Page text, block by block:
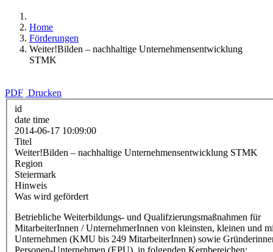
Home
Förderungen
Weiter!Bilden – nachhaltige Unternehmensentwicklung
STMK
PDF Drucken
id
date time
2014-06-17 10:09:00
Titel
Weiter!Bilden – nachhaltige Unternehmensentwicklung STMK
Region
Steiermark
Hinweis
Was wird gefördert
Betriebliche Weiterbildungs- und Qualifzierungsmaßnahmen für
MitarbeiterInnen / UnternehmerInnen von kleinsten, kleinen und
Unternehmen (KMU bis 249 MitarbeiterInnen) sowie
Personen-Unternehmen (EPU) in folgenden Kernbereichen: